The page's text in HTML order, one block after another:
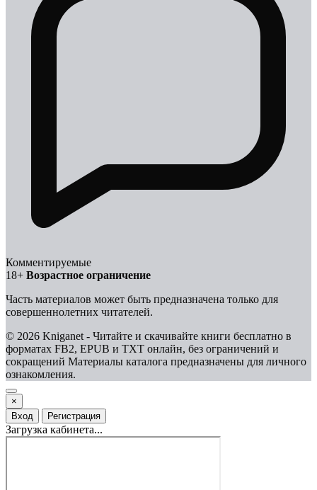
Комментируемые
18+ Возрастное ограничение
Часть материалов может быть предназначена только для
совершеннолетних читателей.
© 2026 Kniganet - Читайте и скачивайте книги бесплатно в
форматах FB2, EPUB и TXT онлайн, без ограничений и
сокращений Материалы каталога предназначены для личного
ознакомления.
×
Вход
Регистрация
Загрузка кабинета...